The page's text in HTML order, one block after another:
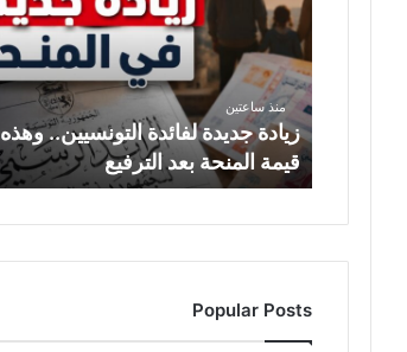
ة
ج
د
ي
د
ة
ل
ئ
ة
ا
منذ ساعتين
زيادة جديدة لفائدة التونسيين.. وهذه
قيمة المنحة بعد الترفيع
Popular Posts